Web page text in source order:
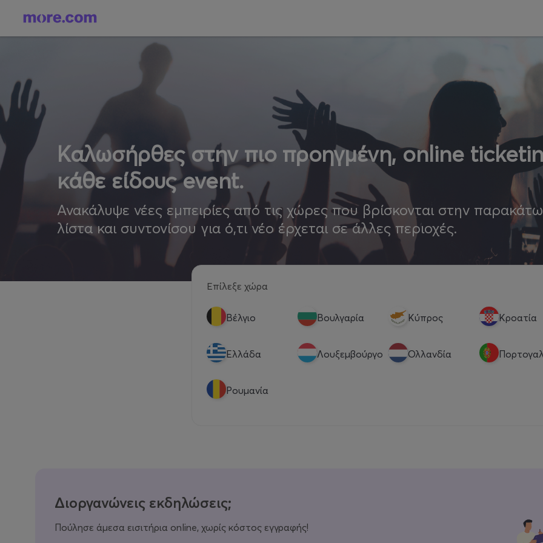
Καλωσήρθες στην πιο προηγμένη, online
κάθε είδους event.
Ανακάλυψε νέες εμπειρίες από τις χώρες που βρίσκονται στην παρακάτω
λίστα και συντονίσου για ό,τι νέο έρχεται σε άλλες περιοχές.
Επίλεξε χώρα
Βέλγιο Βουλγαρία Κύπρος Κροατία
Eλλάδα Λουξεμβούργο Ολλανδία
Ρουμανία
Διοργανώνεις εκδηλώσεις;
Πούλησε άμεσα εισιτήρια online, χωρίς κόστος εγγραφής!